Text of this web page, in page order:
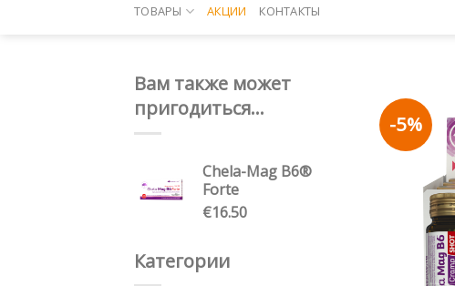
ТОВАРЫ АКЦИИ КОНТАКТЫ
Вам также может
пригодиться...
Chela-Mag B6®
Forte
€16.50
Категории
-5%